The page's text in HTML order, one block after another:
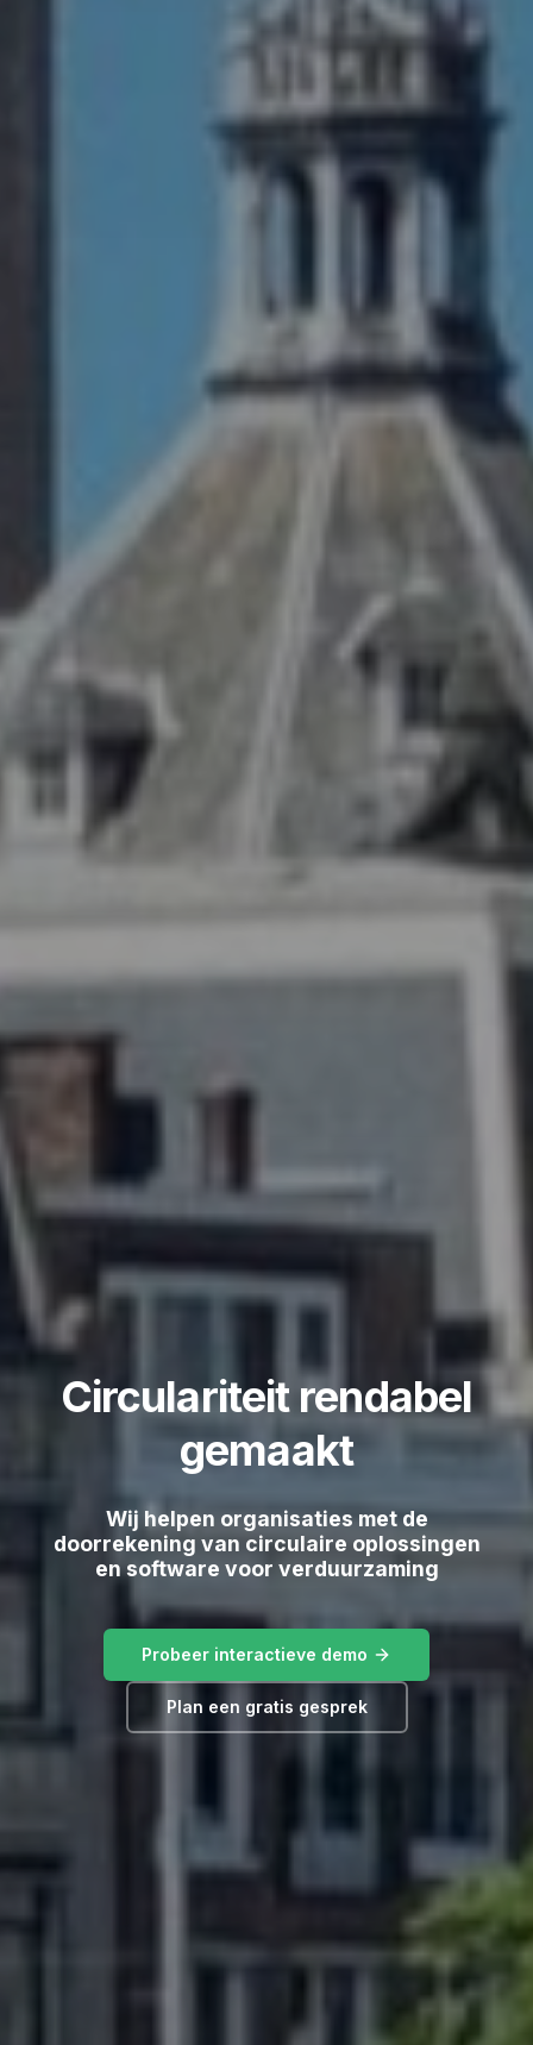
Circulariteit rendabel
gemaakt
Wij helpen organisaties met de
doorrekening van circulaire oplossingen
en software voor verduurzaming
Probeer interactieve demo
Plan een gratis gesprek